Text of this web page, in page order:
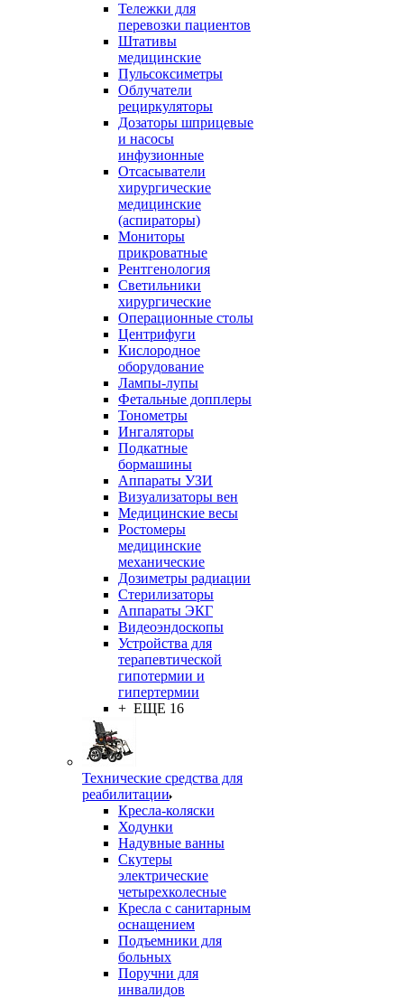
Тележки для
перевозки пациентов
Штативы
медицинские
Пульсоксиметры
Облучатели
рециркуляторы
Дозаторы шприцевые
и насосы
инфузионные
Отсасыватели
хирургические
медицинские
(аспираторы)
Мониторы
прикроватные
Рентгенология
Светильники
хирургические
Операционные столы
Центрифуги
Кислородное
оборудование
Лампы-лупы
Фетальные допплеры
Тонометры
Ингаляторы
Подкатные
бормашины
Аппараты УЗИ
Визуализаторы вен
Медицинские весы
Ростомеры
медицинские
механические
Дозиметры радиации
Стерилизаторы
Аппараты ЭКГ
Видеоэндоскопы
Устройства для
терапевтической
гипотермии и
гипертермии
+ ЕЩЕ 16
Технические средства для
реабилитации
Кресла-коляски
Ходунки
Надувные ванны
Скутеры
электрические
четырехколесные
Кресла с санитарным
оснащением
Подъемники для
больных
Поручни для
инвалидов